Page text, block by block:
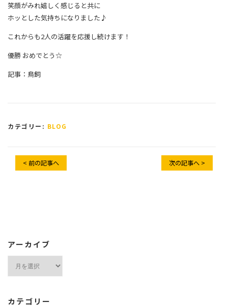
笑顔がみれ嬉しく感じると共に
ホッとした気持ちになりました♪
これからも2人の活躍を応援し続けます！
優勝 おめでとう☆
記事：鳥飼
カテゴリー: BLOG
< 前の記事へ 次の記事へ >
アーカイブ
ブ
カテゴリー